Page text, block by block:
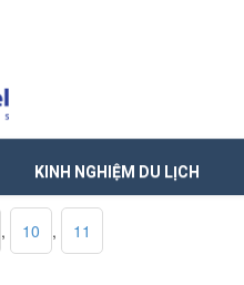
KINH NGHIỆM DU LỊCH
, 10 ,
11